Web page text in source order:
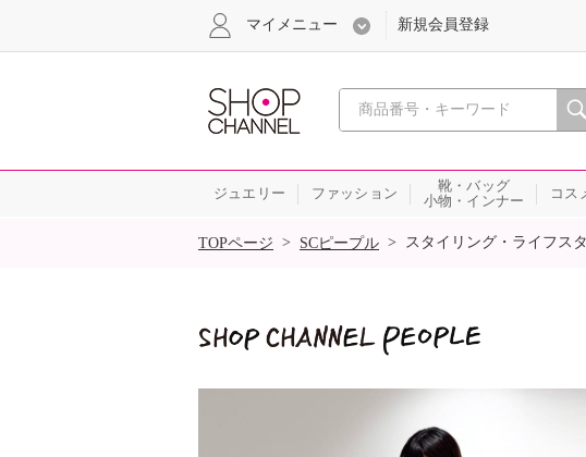
心おどる、瞬間を。通
マイメニュー 新規会員登録
ジュエリー ファッション
靴・バッグ
小物・インナー
コス
SALE
TOPページ > SCピープル > スタイリング・ライフス